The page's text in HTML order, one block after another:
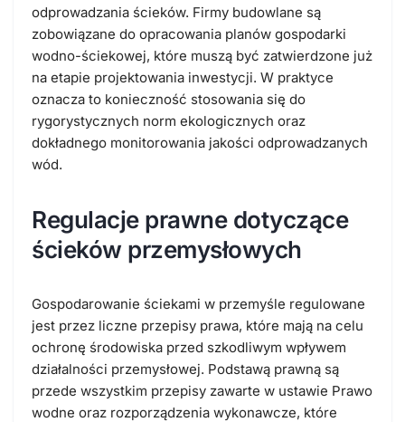
odprowadzania ścieków. Firmy budowlane są
zobowiązane do opracowania planów gospodarki
wodno-ściekowej, które muszą być zatwierdzone już
na etapie projektowania inwestycji. W praktyce
oznacza to konieczność stosowania się do
rygorystycznych norm ekologicznych oraz
dokładnego monitorowania jakości odprowadzanych
wód.
Regulacje prawne dotyczące
ścieków przemysłowych
Gospodarowanie ściekami w przemyśle regulowane
jest przez liczne przepisy prawa, które mają na celu
ochronę środowiska przed szkodliwym wpływem
działalności przemysłowej. Podstawą prawną są
przede wszystkim przepisy zawarte w ustawie Prawo
wodne oraz rozporządzenia wykonawcze, które